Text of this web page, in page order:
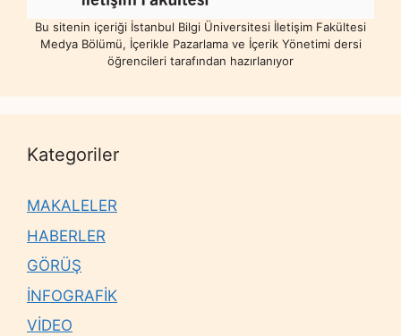
Bu sitenin içeriği İstanbul Bilgi Üniversitesi İletişim Fakültesi
Medya Bölümü, İçerikle Pazarlama ve İçerik Yönetimi dersi
öğrencileri tarafından hazırlanıyor
Kategoriler
MAKALELER
HABERLER
GÖRÜŞ
İNFOGRAFİK
VİDEO